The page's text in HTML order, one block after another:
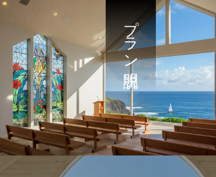
プラン説明